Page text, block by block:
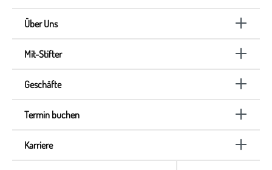
Über Uns
Mit-Stifter
Geschäfte
Termin buchen
Karriere